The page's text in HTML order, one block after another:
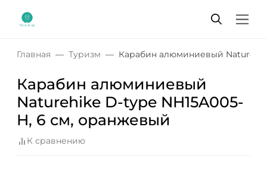
Главная Туризм Карабин алюминиевый
Карабин алюминиевый
Naturehike D-type NH15A005-
H, 6 см, оранжевый
К сравнению